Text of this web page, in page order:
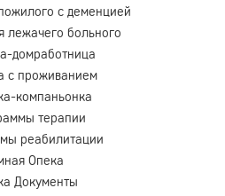
с деменцией
лежачего больного
домработница
с проживанием
компаньонка
терапии
реабилитации
Опека
Документы